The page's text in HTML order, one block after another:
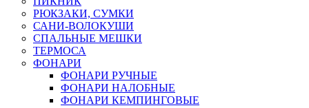
РЮКЗАКИ, СУМКИ
САНИ-ВОЛОКУШИ
СПАЛЬНЫЕ МЕШКИ
ТЕРМОСА
ФОНАРИ
ФОНАРИ РУЧНЫЕ
ФОНАРИ НАЛОБНЫЕ
ФОНАРИ КЕМПИНГОВЫЕ